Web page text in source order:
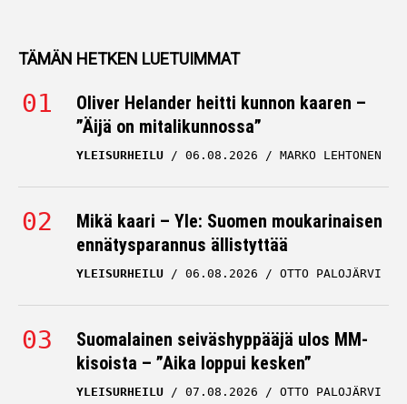
TÄMÄN HETKEN LUETUIMMAT
Oliver Helander heitti kunnon kaaren –
”Äijä on mitalikunnossa”
YLEISURHEILU 06.08.2026 MARKO LEHTONEN
Mikä kaari – Yle: Suomen moukarinaisen
ennätysparannus ällistyttää
YLEISURHEILU 06.08.2026 OTTO PALOJÄRVI
Suomalainen seiväshyppääjä ulos MM-
kisoista – ”Aika loppui kesken”
YLEISURHEILU 07.08.2026 OTTO PALOJÄRVI